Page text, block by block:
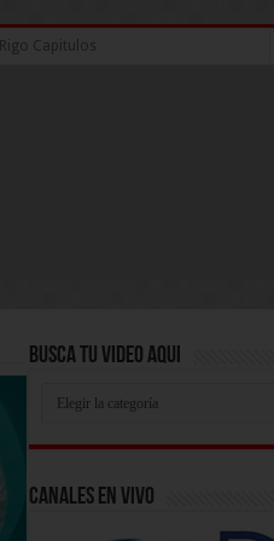
Rigo Capitulos
Busca Tu Video Aqui
Aqui
Canales En Vivo